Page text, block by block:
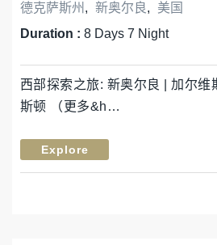
德克萨斯州 , 新奥尔良,
美国
Duration : 8 Days 7 Night
西部探索之旅: 新奥尔良 | 加尔维
斯顿 （更多&h…
Explore